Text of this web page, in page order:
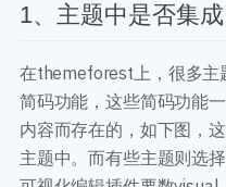
网站管理运营
服务咨询
1、主题中是否集
在themeforest上，很多主
简码功能，这些简码功能
内容而存在的，如下图，
主题中。而有些主题则选